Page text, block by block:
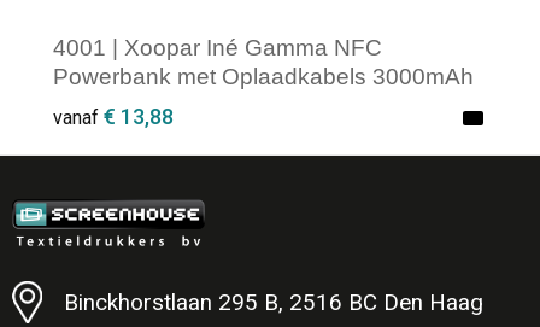
4001 | Xoopar Iné Gamma NFC
Powerbank met Oplaadkabels 3000mAh
vanaf € 13,88
Minimale afname: 1
Binckhorstlaan 295 B, 2516 BC Den Haag